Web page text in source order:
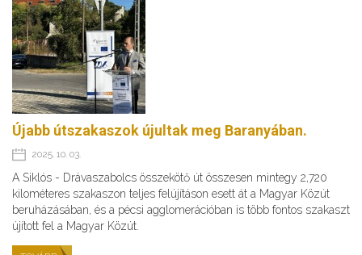
Újabb útszakaszok újultak meg Baranyában.
2025. 10. 03.
A Siklós - Drávaszabolcs összekötő út összesen mintegy 2,720
kilométeres szakaszon teljes felújításon esett át a Magyar Közút
beruházásában, és a pécsi agglomerációban is több fontos szakaszt
újított fel a Magyar Közút.